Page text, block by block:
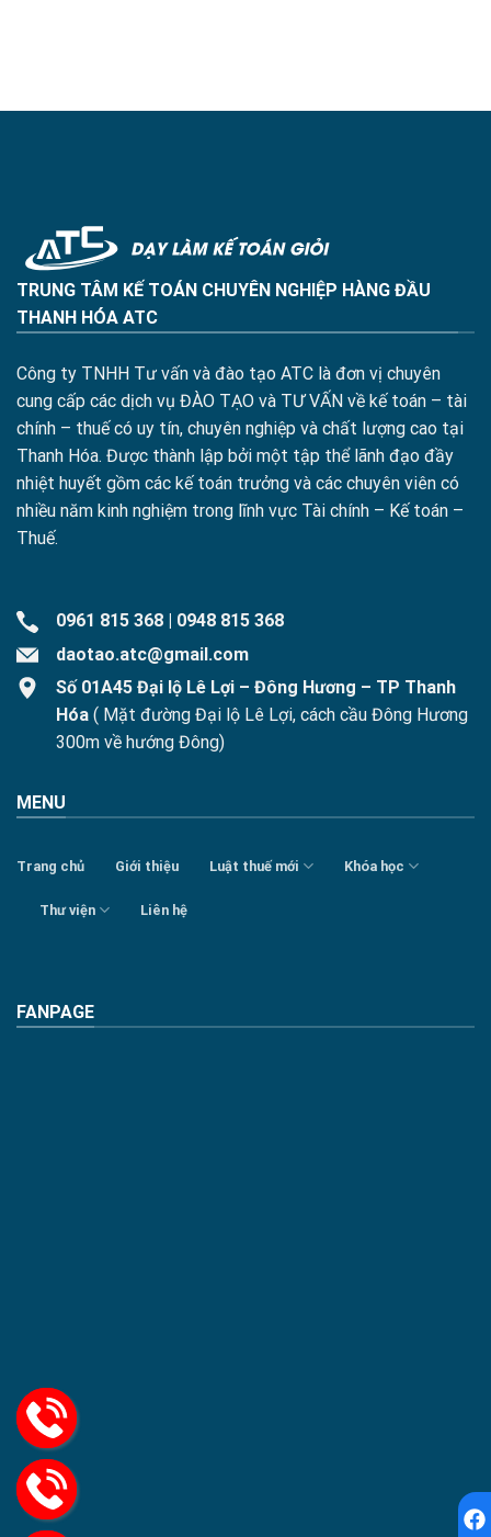
TRUNG TÂM KẾ TOÁN CHUYÊN NGHIỆP HÀNG ĐẦU
THANH HÓA ATC
Công ty TNHH Tư vấn và đào tạo ATC là đơn vị chuyên
cung cấp các dịch vụ ĐÀO TẠO và TƯ VẤN về kế toán – tài
chính – thuế có uy tín, chuyên nghiệp và chất lượng cao tại
Thanh Hóa. Được thành lập bởi một tập thể lãnh đạo đầy
nhiệt huyết gồm các kế toán trưởng và các chuyên viên có
nhiều năm kinh nghiệm trong lĩnh vực Tài chính – Kế toán –
Thuế.
0961 815 368
0948 815 368
daotao.atc@gmail.com
Số 01A45 Đại lộ Lê Lợi – Đông Hương – TP Thanh
Hóa ( Mặt đường Đại lộ Lê Lợi, cách cầu Đông Hương
300m về hướng Đông)
MENU
Trang chủ Giới thiệu Luật thuế mới Khóa học
Thư viện Liên hệ
FANPAGE